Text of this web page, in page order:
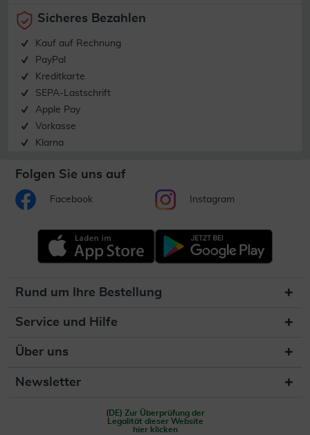
Sicheres Bezahlen
Kauf auf Rechnung
PayPal
Kreditkarte
SEPA-Lastschrift
Apple Pay
Vorkasse
Klarna
Folgen Sie uns auf
Facebook Instagram
Rund um Ihre Bestellung
Service und Hilfe
Über uns
Newsletter
(DE) Zur Überprüfung der
Legalität dieser Website
hier klicken